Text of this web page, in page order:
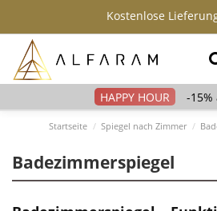
Kostenlose
-15%
Startseite Spiegel nach Zimmer
Badezimmerspiegel